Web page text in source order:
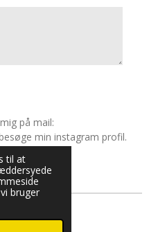
til at
bruger
på mail:
min instagram profil.